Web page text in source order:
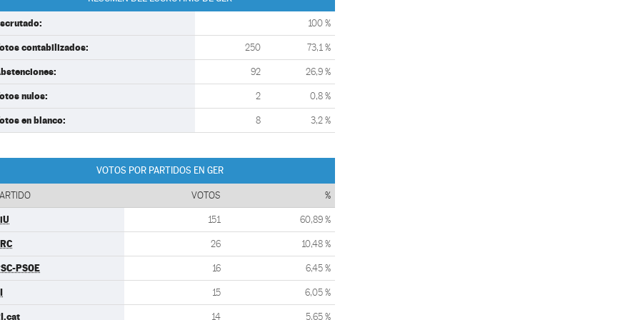
100 %
contabilizados: 250 73,1 %
92 26,9 %
nulos: 2 0,8 %
en blanco: 8 3,2 %
VOTOS POR PARTIDOS EN GER
VOTOS %
151 60,89 %
26 10,48 %
PSOE 16 6,45 %
15 6,05 %
14 5,65 %